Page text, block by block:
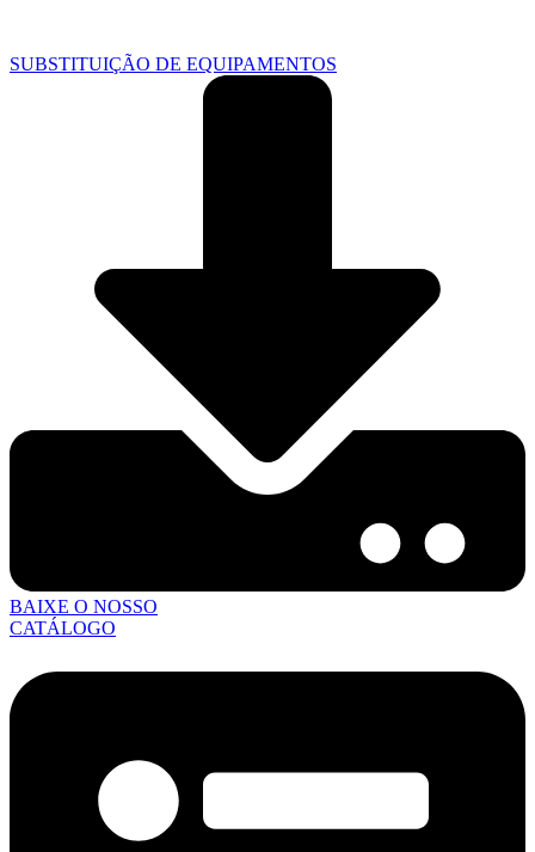
SUBSTITUIÇÃO DE EQUIPAMENTOS
BAIXE O NOSSO
CATÁLOGO